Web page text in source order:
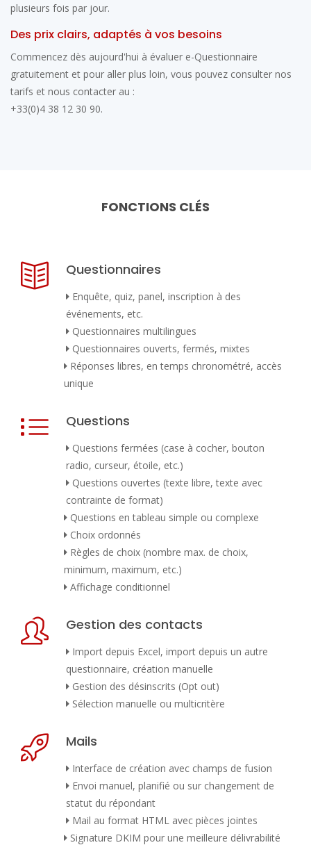
plusieurs fois par jour.
Des prix clairs, adaptés à vos besoins
Commencez dès aujourd'hui à évaluer e-Questionnaire
gratuitement et pour aller plus loin, vous pouvez consulter nos
tarifs et nous contacter au :
+33(0)4 38 12 30 90.
FONCTIONS CLÉS
Questionnaires
Enquête, quiz, panel, inscription à des
événements, etc.
Questionnaires multilingues
Questionnaires ouverts, fermés, mixtes
Réponses libres, en temps chronométré, accès
unique
Questions
Questions fermées (case à cocher, bouton
radio, curseur, étoile, etc.)
Questions ouvertes (texte libre, texte avec
contrainte de format)
Questions en tableau simple ou complexe
Choix ordonnés
Règles de choix (nombre max. de choix,
minimum, maximum, etc.)
Affichage conditionnel
Gestion des contacts
Import depuis Excel, import depuis un autre
questionnaire, création manuelle
Gestion des désinscrits (Opt out)
Sélection manuelle ou multicritère
Mails
Interface de création avec champs de fusion
Envoi manuel, planifié ou sur changement de
statut du répondant
Mail au format HTML avec pièces jointes
Signature DKIM pour une meilleure délivrabilité